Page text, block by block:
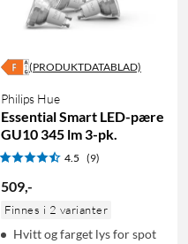
(PRODUKTDATABLAD)
Philips Hue
Essential Smart LED-pære
GU10 345 lm 3-pk.
4.5 (9)
509,-
Finnes i 2 varianter
Hvitt og farget lys for spot